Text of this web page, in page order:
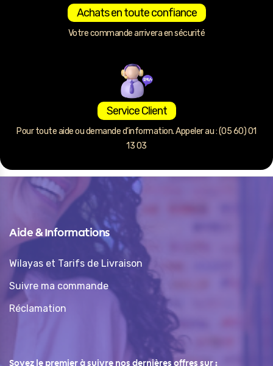
Achats en toute confiance
Votre commande arrivera en sécurité
Service Client
Pour toute aide ou demande d’information. Appeler au : (05 60) 01
13 03
Aide & Informations
Wilayas et Tarifs de Livraison
Suivre ma commande
Réclamation
Soyez le premier à suivre nos dernières offres sur :